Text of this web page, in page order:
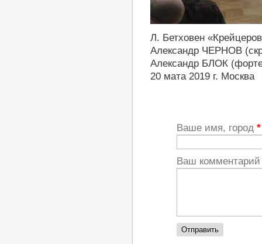
Л. Бетховен
Александр ЧЕРНОВ
Александр БЛОК
20 мата 2019 г. Москва
Ваше имя, город *
Ваш